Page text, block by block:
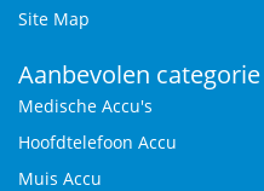
Site Map
Aanbevolen categorie
Medische Accu's
Hoofdtelefoon Accu
Muis Accu